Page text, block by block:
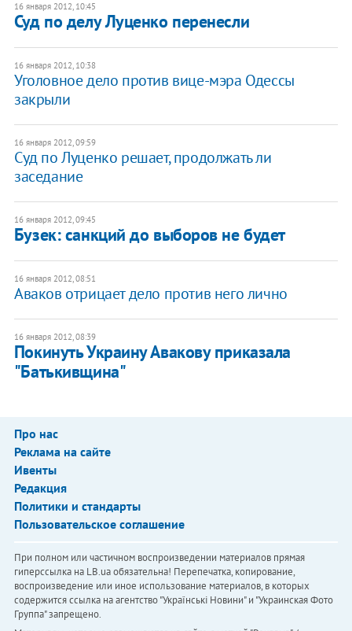
16 января 2012, 10:45
Суд по делу Луценко перенесли
16 января 2012, 10:38
Уголовное дело против вице-мэра Одессы
закрыли
16 января 2012, 09:59
Суд по Луценко решает, продолжать ли
заседание
16 января 2012, 09:45
Бузек: санкций до выборов не будет
16 января 2012, 08:51
Аваков отрицает дело против него лично
16 января 2012, 08:39
Покинуть Украину Авакову приказала
"Батькивщина"
Про нас
Реклама на сайте
Ивенты
Редакция
Политики и стандарты
Пользовательское соглашение
При полном или частичном воспроизведении материалов прямая
гиперссылка на LB.ua обязательна! Перепечатка, копирование,
воспроизведение или иное использование материалов, в которых
содержится ссылка на агентство "Українськi Новини" и "Украинская Фото
Группа" запрещено.